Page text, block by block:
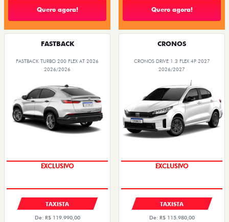
Quero agora! Quero agora!
FASTBACK
FASTBACK TURBO 200 FLEX AT 2026
2026/2026
EXCLUSIVO
TAXISTA
De: R$ 119.990,00
CRONOS
CRONOS DRIVE 1.3 FLEX 4P 2027
2026/2027
EXCLUSIVO
TAXISTA
De: R$ 115.980,00